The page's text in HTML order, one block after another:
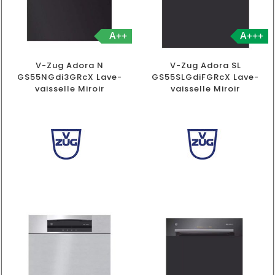
A++
V-Zug Adora N
GS55NGdi3GRcX Lave-
vaisselle Miroir
A+++
V-Zug Adora SL
GS55SLGdiFGRcX Lave-
vaisselle Miroir